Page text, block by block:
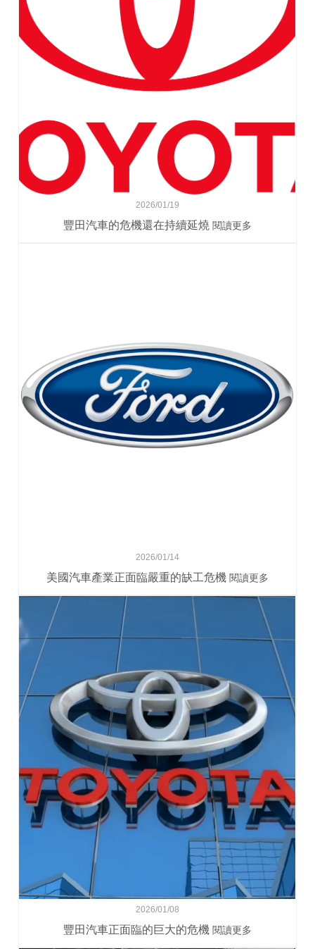
2026/01/19
豐田汽車的危機還在持續延燒閱讀更多
2026/01/14
美國汽車產業正面臨嚴重的缺工危機閱讀更多
2026/01/08
豐田汽車正面臨的巨大的危機閱讀更多